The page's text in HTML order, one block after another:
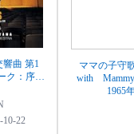
響曲 第1
ク：序曲
10-22
ママの子守
with
1965